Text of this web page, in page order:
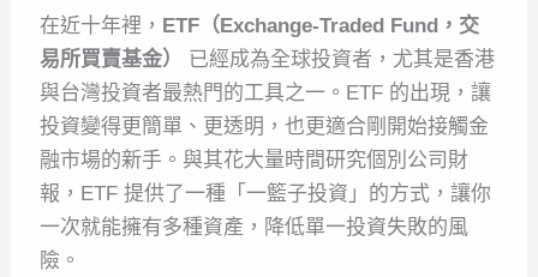
在近十年裡， ETF（Exchange-Traded Fund，交
易所買賣基金）
已經成為全球投資者，尤其是香港
與台灣投資者最熱門的工具之一。ETF 的出現，讓
投資變得更簡單、更透明，也更適合剛開始接觸金
融市場的新手。與其花大量時間研究個別公司財
報，ETF 提供了一種「一籃子投資」的方式，讓你
一次就能擁有多種資產，降低單一投資失敗的風
險。